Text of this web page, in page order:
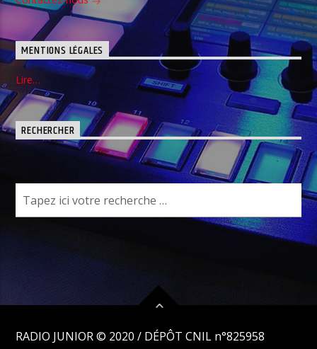
MENTIONS LÉGALES
Lire…
RECHERCHER
RADIO JUNIOR © 2020 / DÉPÔT CNIL n°825958